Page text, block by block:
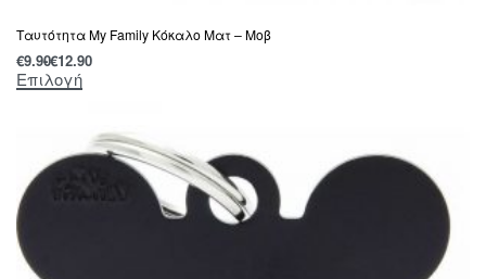
Tαυτότητα Μy Family Κόκαλο Ματ – Μοβ
€9.90€12.90
Επιλογή